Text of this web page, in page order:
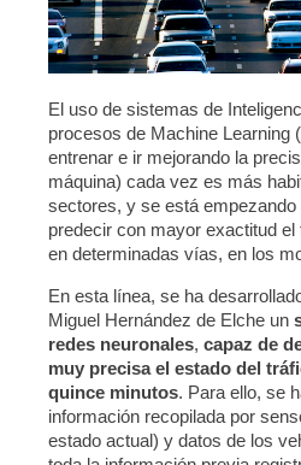
El uso de sistemas de
procesos de Machine Learning
entrenar e ir mejorando la
máquina) cada vez es más
sectores, y se está
predecir con mayor exactitud
en determinadas vías, en los
En esta línea, se ha
Miguel Hernández de Elche un
redes neuronales, capaz de
muy precisa el estado del
quince minutos. Para ello, se
información recopilada por
estado actual) y datos de los